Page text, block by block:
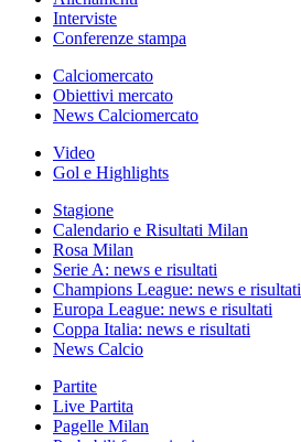
Interviste
Conferenze stampa
Calciomercato
Obiettivi mercato
News Calciomercato
Video
Gol e Highlights
Stagione
Calendario e Risultati Milan
Rosa Milan
Serie A: news e risultati
Champions League: news e risultati
Europa League: news e risultati
Coppa Italia: news e risultati
News Calcio
Partite
Live Partita
Pagelle Milan